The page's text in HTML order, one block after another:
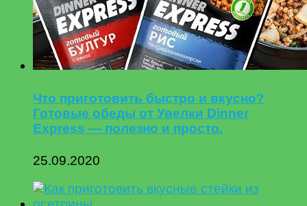
Что приготовить быстро и вкусно?
Готовые обеды от Увелки Dinner
Express — полезно и просто.
25.09.2020